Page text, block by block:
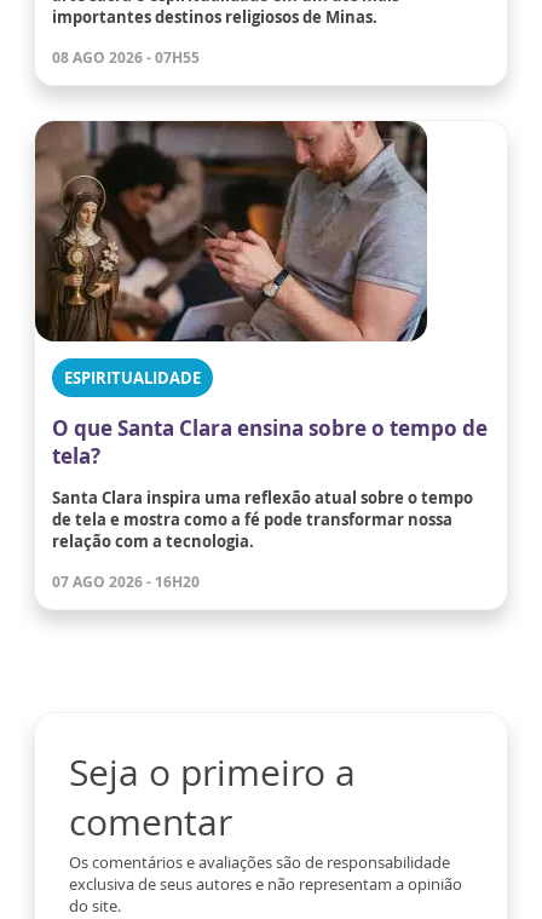
importantes destinos religiosos de Minas.
08 AGO 2026 - 07H55
ESPIRITUALIDADE
O que Santa Clara ensina sobre o tempo de
tela?
Santa Clara inspira uma reflexão atual sobre o tempo
de tela e mostra como a fé pode transformar nossa
relação com a tecnologia.
07 AGO 2026 - 16H20
Seja o primeiro a
comentar
Os comentários e avaliações são de responsabilidade
exclusiva de seus autores e não representam a opinião
do site.